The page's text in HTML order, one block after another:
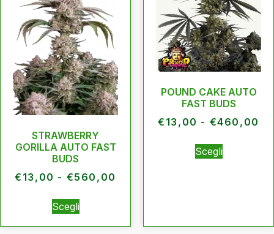
STRAWBERRY
GORILLA AUTO FAST
BUDS
€ 13,00 - €560,00
Scegli
POUND CAKE AUTO
FAST BUDS
€ 13,00 - €460,00
Scegli